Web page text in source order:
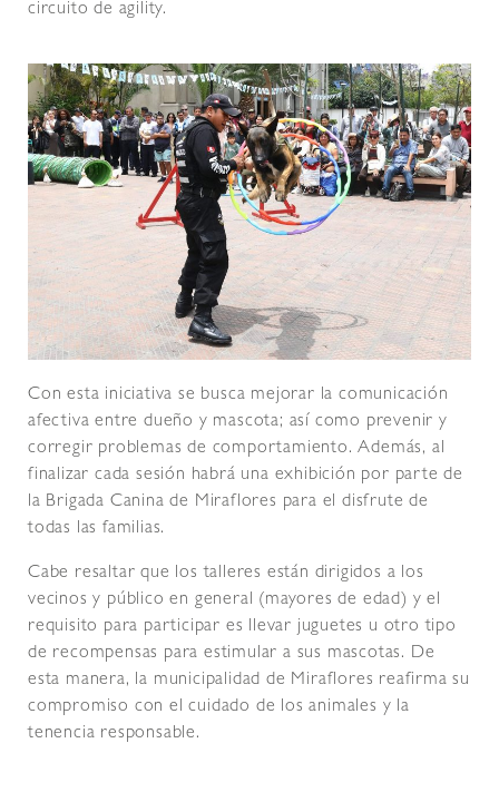
circuito de agility.
Con esta iniciativa se busca mejorar la comunicación
afectiva entre dueño y mascota; así como prevenir y
corregir problemas de comportamiento. Además, al
finalizar cada sesión habrá una exhibición por parte de
la Brigada Canina de Miraflores para el disfrute de
todas las familias.
Cabe resaltar que los talleres están dirigidos a los
vecinos y público en general (mayores de edad) y el
requisito para participar es llevar juguetes u otro tipo
de recompensas para estimular a sus mascotas. De
esta manera, la municipalidad de Miraflores reafirma su
compromiso con el cuidado de los animales y la
tenencia responsable.